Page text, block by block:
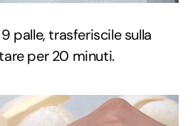
palle, trasferiscile sulla
per 20 minuti.